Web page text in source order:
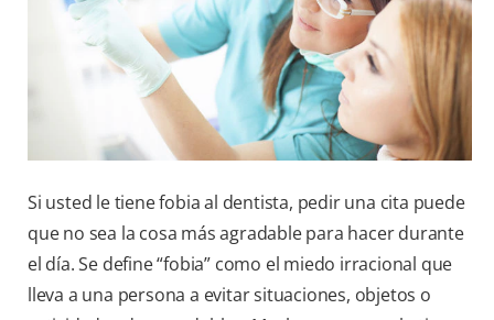
DÓNDE COMPRAR
BO (ES)
SUSCRÍBETE
Si usted le tiene fobia al dentista, pedir una cita puede
que no sea la cosa más agradable para hacer durante
el día. Se define “fobia” como el miedo irracional que
lleva a una persona a evitar situaciones, objetos o